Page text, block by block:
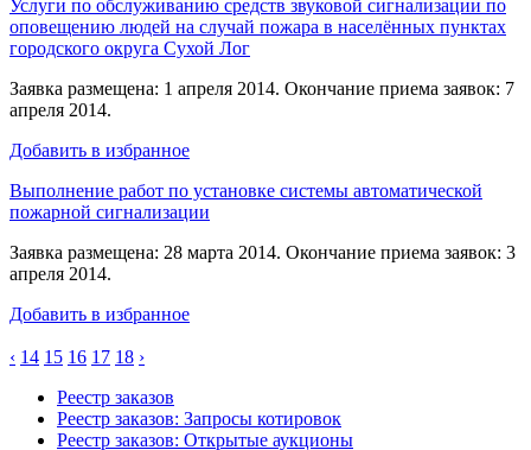
Услуги по обслуживанию средств звуковой сигнализации по
оповещению людей на случай пожара в населённых пунктах
городского округа Сухой Лог
Заявка размещена: 1 апреля 2014. Окончание приема заявок: 7
апреля 2014.
Добавить в избранное
Выполнение работ по установке системы автоматической
пожарной сигнализации
Заявка размещена: 28 марта 2014. Окончание приема заявок: 3
апреля 2014.
Добавить в избранное
‹ 14 15 16 17 18 ›
Реестр заказов
Реестр заказов: Запросы котировок
Реестр заказов: Открытые аукционы